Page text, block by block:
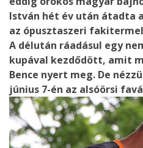
István hét év után átadta
az ópusztaszeri
A délután ráadásul egy
kupával kezdődött, amit
Bence nyert meg. De
június 7-én az alsóörsi